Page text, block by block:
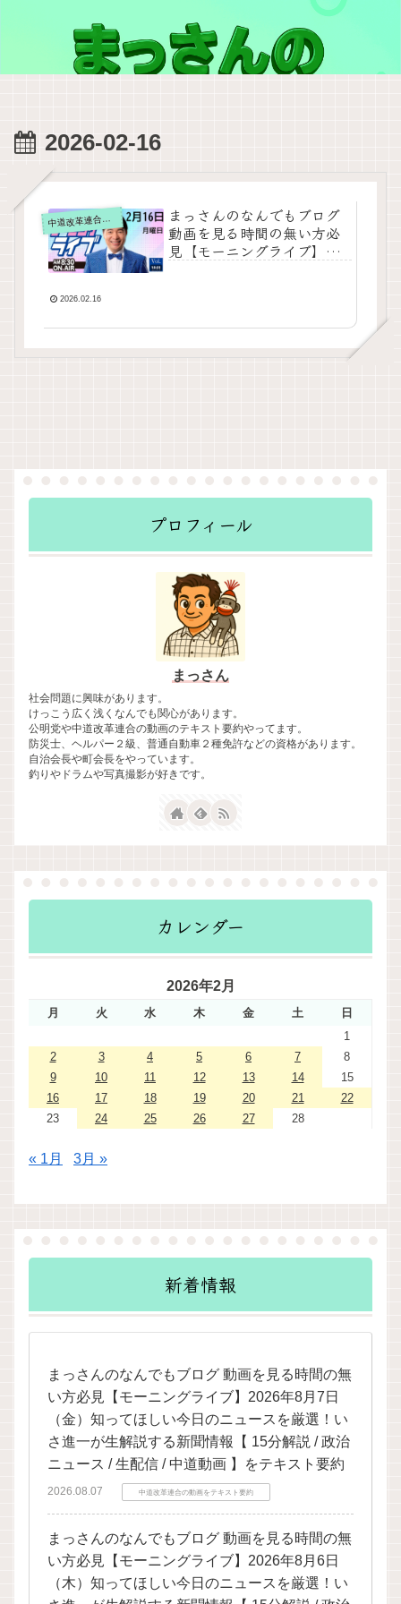
2026-02-16
中道改革連合の動画をテキスト要約
まっさんのなんでもブログ
動画を見る時間の無い方必
見【モーニングライブ】
る新聞情報【 15分解説 / 政
動画 】をテキスト要約
2026.02.16
プロフィール
まっさん
社会問題に興味があります。
けっこう広く浅くなんでも関心があります。
公明党や中道改革連合の動画のテキスト要約やってます。
防災士、ヘルパー２級、普通自動車２種免許などの資格があります。
自治会長や町会長をやっています。
釣りやドラムや写真撮影が好きです。
カレンダー
2026年2月
月 火 水 木 金 土
日
1
2
3 4 5 6 7
8
9
10 11 12 13 14
15
16
17 18 19 20 21
22
23
24 25 26 27 28
« 1月 3月 »
新着情報
まっさんのなんでもブログ 動画を見る時間の無
い方必見【モーニングライブ】2026年8月7日
（金）知ってほしい今日のニュースを厳選！い
さ進一が生解説する新聞情報【 15分解説 / 政治
ニュース / 生配信 / 中道動画 】をテキスト要約
2026.08.07 中道改革連合の動画をテキスト要約
まっさんのなんでもブログ 動画を見る時間の無
い方必見【モーニングライブ】2026年8月6日
（木）知ってほしい今日のニュースを厳選！い